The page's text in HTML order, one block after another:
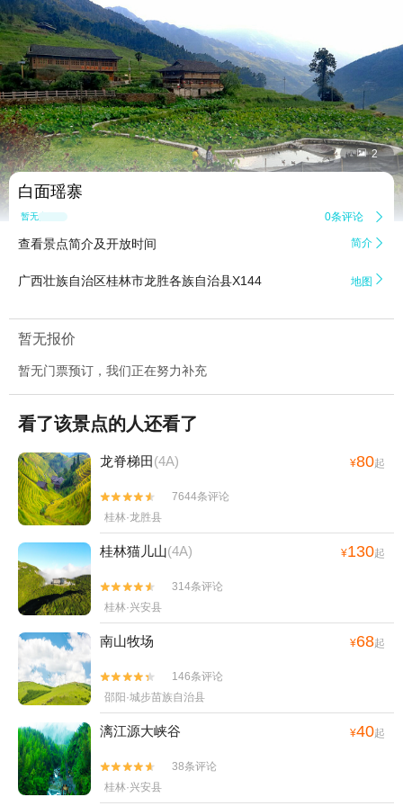
 2
白面瑶寨
暂无点评 0条评论 
查看景点简介及开放时间 简介 
广西壮族自治区桂林市龙胜各族自治县X144 地图 
暂无报价
暂无门票预订，我们正在努力补充
看了该景点的人还看了
龙脊梯田(4A) ¥80起


7644条评论
桂林·龙胜县
桂林猫儿山(4A) ¥130起


314条评论
桂林·兴安县
南山牧场 ¥68起


146条评论
邵阳·城步苗族自治县
漓江源大峡谷 ¥40起


38条评论
桂林·兴安县
